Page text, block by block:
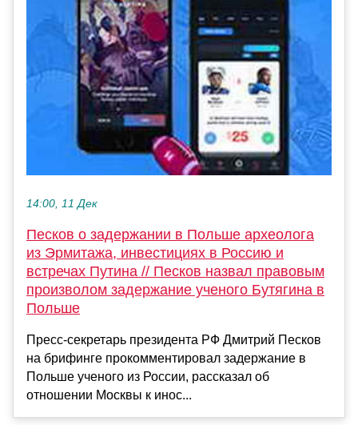
14:00, 11 Дек
Песков о задержании в Польше археолога
из Эрмитажа, инвестициях в Россию и
встречах Путина // Песков назвал правовым
произволом задержание ученого Бутягина в
Польше
Пресс-секретарь президента РФ Дмитрий Песков
на брифинге прокомментировал задержание в
Польше ученого из России, рассказал об
отношении Москвы к инос...